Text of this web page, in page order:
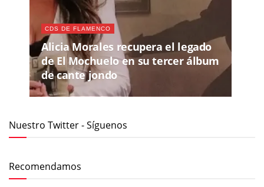
CDS DE FLAMENCO
Alicia Morales recupera el legado
de El Mochuelo en su tercer álbum
de cante jondo
Nuestro Twitter - Síguenos
Recomendamos